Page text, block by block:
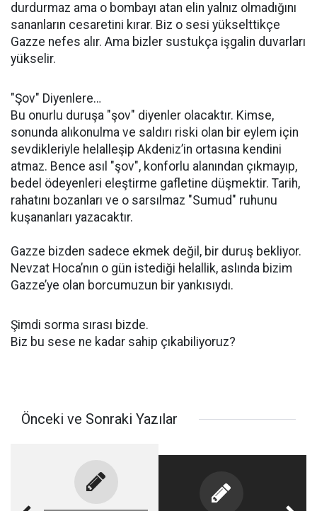
durdurmaz ama o bombayı atan elin yalnız olmadığını
sananların cesaretini kırar. Biz o sesi yükselttikçe
Gazze nefes alır. Ama bizler sustukça işgalin duvarları
yükselir.
"Şov" Diyenlere…
Bu onurlu duruşa "şov" diyenler olacaktır. Kimse,
sonunda alıkonulma ve saldırı riski olan bir eylem için
sevdikleriyle helalleşip Akdeniz’in ortasına kendini
atmaz. Bence asıl "şov", konforlu alanından çıkmayıp,
bedel ödeyenleri eleştirme gafletine düşmektir. Tarih,
rahatını bozanları ve o sarsılmaz "Sumud" ruhunu
kuşananları yazacaktır.
Gazze bizden sadece ekmek değil, bir duruş bekliyor.
Nevzat Hoca’nın o gün istediği helallik, aslında bizim
Gazze’ye olan borcumuzun bir yankısıydı.
Şimdi sorma sırası bizde.
Biz bu sese ne kadar sahip çıkabiliyoruz?
Önceki ve Sonraki Yazılar